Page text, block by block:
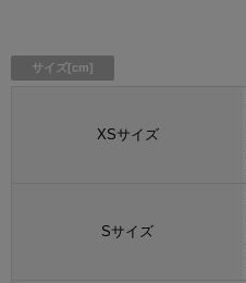
サイズ[cm]
XSサイズ
Sサイズ